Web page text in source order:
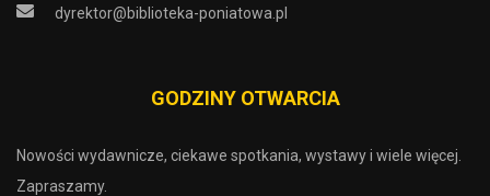
dyrektor@biblioteka-poniatowa.pl
GODZINY OTWARCIA
Nowości wydawnicze, ciekawe spotkania, wystawy i wiele więcej.
Zapraszamy.